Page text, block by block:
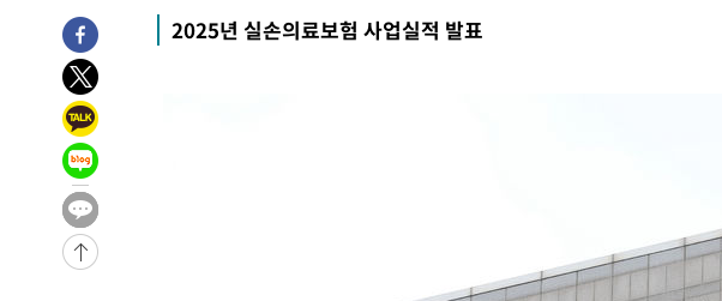
-295초 전 >
"여기 떨어졌다"…다누리, 스페이스X 로켓 달 충돌 흔적 포착
44분 전 >
손흥민, 5경기 연속골 실패…LAFC는 승부차기 끝 과달라하라 격파
2시간 전 >
-28486초 전 >
-27922초 전 >
-26715초 전 >
-25400초 전 >
-10996초 전 >
日방위성, 北이 동해로 쏜 발사체는 탄도미사일 가능성
2025년 실손의료보험 사업실적 발표